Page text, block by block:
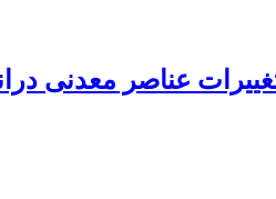
عناصر معدنی